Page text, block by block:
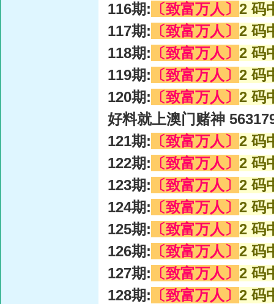
116期: 〔致富万人〕 2 码
117期: 〔致富万人〕 2 码
118期: 〔致富万人〕 2 码
119期: 〔致富万人〕 2 码
120期: 〔致富万人〕 2 码
好料就上澳门赌神
121期: 〔致富万人〕 2 码
122期: 〔致富万人〕 2 码
123期: 〔致富万人〕 2 码
124期: 〔致富万人〕 2 码
125期: 〔致富万人〕 2 码
126期: 〔致富万人〕 2 码
127期: 〔致富万人〕 2 码
128期: 〔致富万人〕 2 码